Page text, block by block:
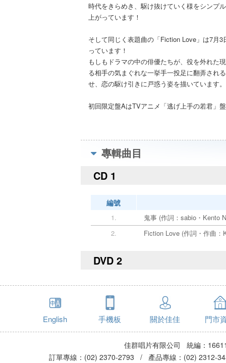
時代をきらめき、駆け抜けていく様をシンプ
上がっています！
そして同じく表題曲の「Fiction Love」は7月
っています！
もしもドラマの中の俳優たちが、役を外れた
る相手の気まぐれな一挙手一投足に翻弄され
せ、恋の駆け引きに戸惑う姿を描いています
初回限定盤AはTVアニメ「逃げ上手の若君」
專輯曲目
CD 1
編號
1.
鬼事 (作詞：sabio・
2.
Fiction Love (作詞・作曲
DVD 2
English 手機板 關於佳佳 門市
佳群唱片有限公司 統編：
訂單專線：(02) 2370-2793 / 產品專線：(02)